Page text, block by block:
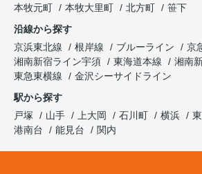
本牧元町
本牧大里町 北方町
笹下
沿線から探す
京浜東北線
根岸線 ブルーライン 京
湘南新宿ライン宇須
東海道本線
湘南
東急東横線
金沢シーサイドライン
駅から探す
戸塚
山手 上大岡 石川町 横浜
港南台
能見台 関内